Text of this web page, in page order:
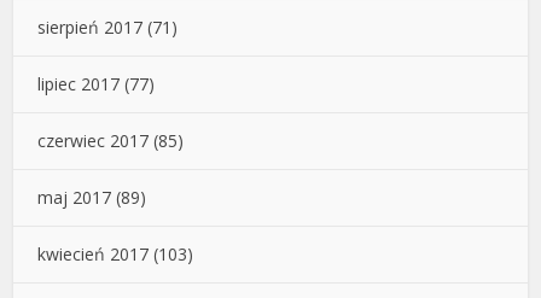
sierpień 2017 (71)
lipiec 2017 (77)
czerwiec 2017 (85)
maj 2017 (89)
kwiecień 2017 (103)